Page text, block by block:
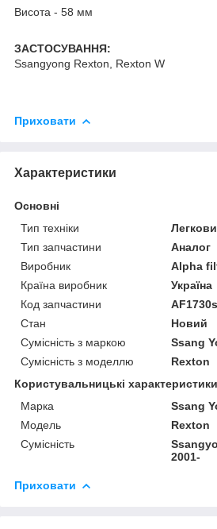
Висота - 58 мм
ЗАСТОСУВАННЯ:
Ssangyong Rexton, Rexton W
Приховати
Характеристики
Основні
Тип техніки
Тип запчастини
Аналог
Виробник
Alpha
Країна виробник
Україна
Код запчастини
AF1730s
Стан
Новий
Сумісність з маркою
Ssang
Сумісність з моделлю
Rexton
Користувальницькі характеристики
Марка
Ssang
Модель
Rexton
Сумісність
2001-
Приховати